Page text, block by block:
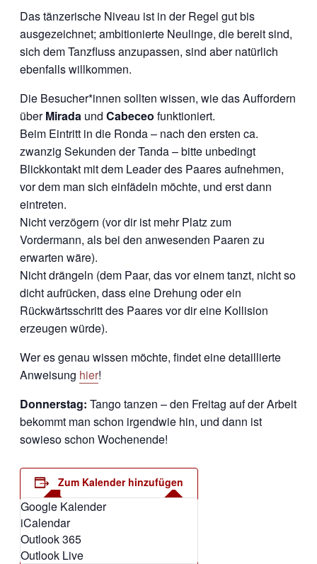
Das tänzerische Niveau ist in der Regel gut bis
ausgezeichnet; ambitionierte Neulinge, die bereit sind,
sich dem Tanzfluss anzupassen, sind aber natürlich
ebenfalls willkommen.
Die Besucher*innen sollten wissen, wie das Auffordern
überMirada und Cabeceo funktioniert.
Beim Eintritt in die Ronda – nach den ersten ca.
zwanzig Sekunden der Tanda – bitte unbedingt
Blickkontakt mit dem Leader des Paares aufnehmen,
vor dem man sich einfädeln möchte, und erst dann
eintreten.
Nicht verzögern (vor dir ist mehr Platz zum
Vordermann, als bei den anwesenden Paaren zu
erwarten wäre).
Nicht drängeln (dem Paar, das vor einem tanzt, nicht so
dicht aufrücken, dass eine Drehung oder ein
Rückwärtsschritt des Paares vor dir eine Kollision
erzeugen würde).
Wer es genau wissen möchte, findet eine detaillierte
Anweisung hier!
Donnerstag: Tango tanzen – den Freitag auf der Arbeit
bekommt man schon irgendwie hin, und dann ist
sowieso schon Wochenende!
Zum Kalender hinzufügen
Google Kalender
iCalendar
Outlook 365
Outlook Live